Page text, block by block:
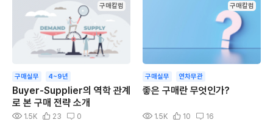
구매칼럼
구매실무 4~9년
Buyer-Supplier의 역학 관계
로 본 구매 전략 소개
1.5K 23 0
구매칼럼
구매실무 연차무관
좋은 구매란 무엇인가?
1.5K 10 16